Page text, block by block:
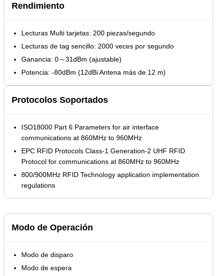
Rendimiento
Lecturas Multi tarjetas: 200 piezas/segundo
Lecturas de tag sencillo: 2000 veces por segundo
Ganancia: 0～31dBm (ajustable)
Potencia: -80dBm (12dBi Antena más de 12 m)
Protocolos Soportados
ISO18000 Part 6 Parameters for air interface
communications at 860MHz to 960MHz
EPC RFID Protocols Class-1 Generation-2 UHF RFID
Protocol for communications at 860MHz to 960MHz
800/900MHz RFID Technology application implementation
regulations
Modo de Operación
Modo de disparo
Modo de espera